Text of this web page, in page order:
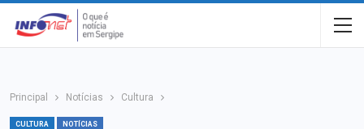
Principal Notícias Cultura
CULTURA NOTÍCIAS